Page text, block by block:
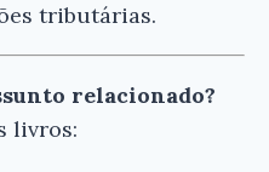
tributárias.
relacionado?
livros: